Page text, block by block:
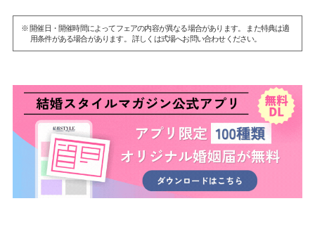
※ 開催日・開催時間によってフェアの内容が異なる場合があります。 また特典は適
用条件がある場合があります。 詳しくは式場へお問い合わせください。